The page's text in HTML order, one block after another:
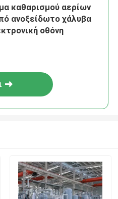
καθαρισμού αερίων
ανοξείδωτο χάλυβα
οθόνη